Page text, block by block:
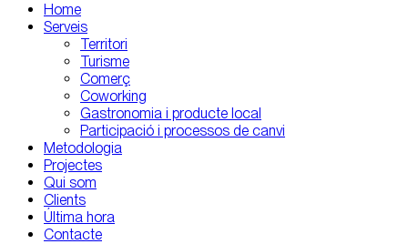
Home
Serveis
Territori
Turisme
Comerç
Coworking
Gastronomia i producte local
Participació i processos de canvi
Metodologia
Projectes
Qui som
Clients
Última hora
Contacte